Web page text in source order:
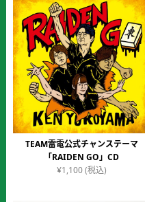
価
格
は
¥1,650
で
し
た。
の
価
格
は
¥1,567
で
す。
TEAM雷電公式チャンステーマ
「RAIDEN GO」CD
¥1,100(税込)